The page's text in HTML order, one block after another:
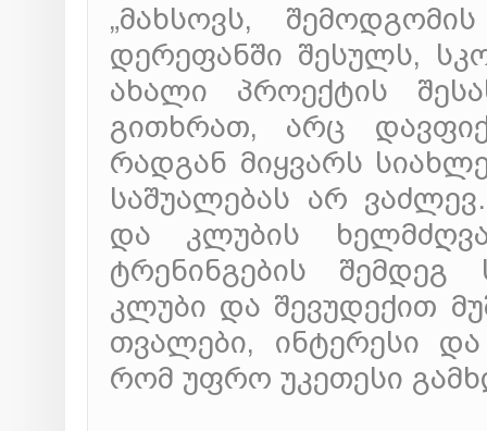
„მახსოვს,
დერეფანში შესულს,
ახალი პროექტის
გითხრათ, არც
რადგან მიყვარს
საშუალებას არ
და კლუბის
ტრენინგების შემდეგ
კლუბი და შევუდექით
თვალები, ინტერესი
რომ უფრო უკეთესი